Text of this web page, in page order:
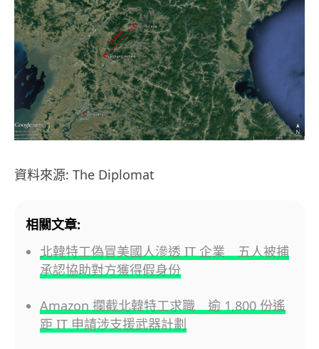
資料來源: The Diplomat
相關文章:
北韓特工偽冒美國人滲透 IT 企業 五人被捕
承認協助對方獲得假身份
Amazon 攔截北韓特工求職 逾 1,800 份遙
距 IT 申請涉支援武器計劃